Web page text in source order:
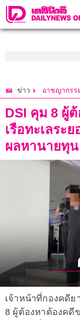
ข่าว อาชญากรร
DSI คุม 8 ผู้
เรือทะเลระ
ผลหานายทุน
เจ้าหน้าที่กองคดี
8 ผู้ต้องหาต้องคดี